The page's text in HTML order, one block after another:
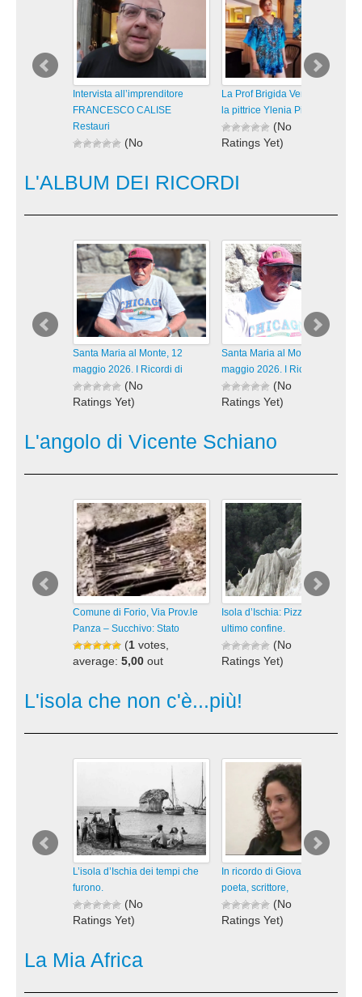
Intervista all’imprenditore
FRANCESCO CALISE
Restauri
(No
190 views
visualizzazioni
La Prof Brigida Verde intervista
la pittrice Ylenia Pilato
(No
Ratings Yet)
visualizzazioni
L'ALBUM DEI RICORDI
Santa Maria al Monte, 12
maggio 2026. I Ricordi di
(No
Ratings Yet)
visualizzazioni
Santa Maria al Monte, 12
maggio 2026. I Ricordi di
(No
Ratings Yet)
visualizzazioni
L'angolo di Vicente Schiano
Comune di Forio, Via Prov.le
Panza – Succhivo: Stato
(1 votes,
average: 5,00 out
1.472 views
visualizzazioni
Isola d’Ischia: Pizzi Bianchi,
ultimo confine.
(No
Ratings Yet)
visualizzazioni
L'isola che non c'è...più!
L’isola d’Ischia dei tempi che
furono.
(No
Ratings Yet)
visualizzazioni
In ricordo di Giovanni Verde,
poeta, scrittore,
(No
Ratings Yet)
La Mia Africa